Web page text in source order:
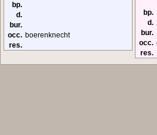
bp.
d.
bur.
occ. boerenknecht
res.
bp.
d.
bur.
occ.
res.